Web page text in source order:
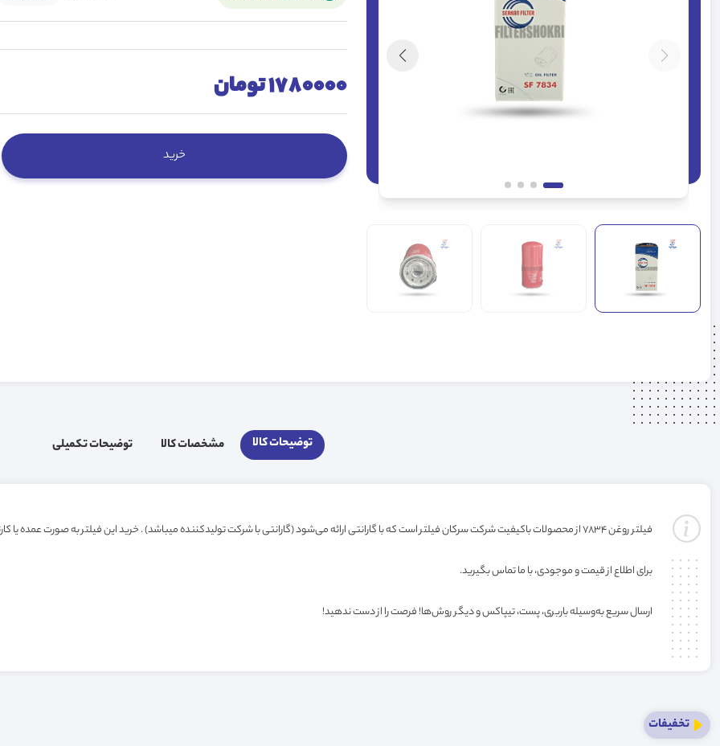
1780000 تومان
توضیحات کالا مشخصات کالا توضیحات تکمیلی
فیلتر روغن 7834 از محصولات باکیفیت شرکت سرکان فیلتر است که با گارانتی ارائه می‌شود (گارانتی با شرکت تولیدکننده میباشد) . خرید این فیلتر به صورت عمده یا کارتنی شامل تخفیف ویژه فروشگاه می‌باشد.
برای اطلاع از قیمت و موجودی، با ما تماس بگیرید.
ارسال سریع به‌وسیله باربری، پست، تیپاکس و دیگر روش‌ها! فرصت را از دست ندهید!
تخفیفات